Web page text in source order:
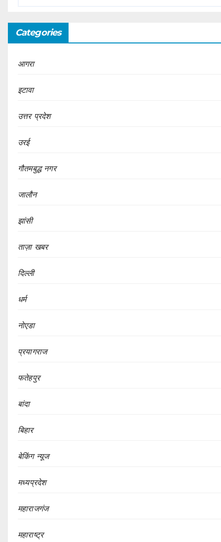
Categories
आगरा
इटावा
उत्तर प्रदेश
उरई
गौतमबुद्ध नगर
जालौन
झांसी
ताज़ा खबर
दिल्ली
धर्म
नोएडा
प्रयागराज
फतेहपुर
बांदा
बिहार
बेकिंग न्यूज
मध्यप्रदेश
महाराजगंज
महाराष्ट्र